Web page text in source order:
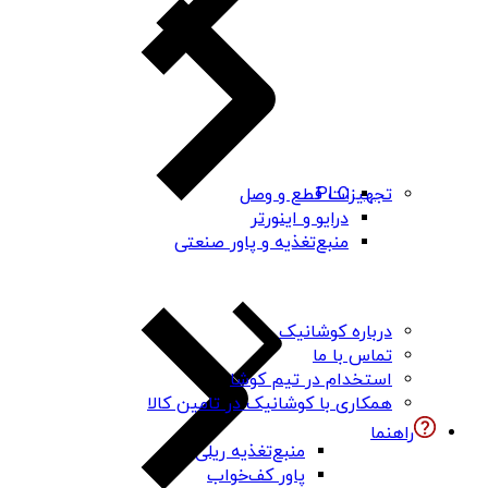
PLC
درایو و اینورتر
منبع‌تغذیه و پاور صنعتی
منبع‌تغذیه ریلی
پاور کف‌خواب
تجهیزات قطع و وصل
درباره کوشانیک
تماس با ما
استخدام در تیم کوشا
همکاری با کوشانیک در تامین کالا
راهنما